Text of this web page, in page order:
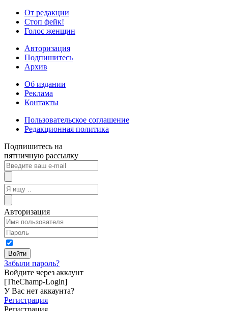
От редакции
Стоп фейк!
Голос женщин
Авторизация
Подпишитесь
Архив
Об издании
Реклама
Контакты
Пользовательское соглашение
Редакционная политика
Подпишитесь на
пятничную рассылку
Авторизация
Забыли пароль?
Войдите через аккаунт
[TheChamp-Login]
У Вас нет аккаунта?
Регистрация
Регистрация